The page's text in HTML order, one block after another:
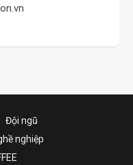
Đội ngũ
nghiệp